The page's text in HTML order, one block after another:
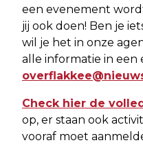
een evenement
jij ook doen! Ben je
wil je het in onze
alle informatie in een
Check hier de
op, er staan ook
vooraf moet